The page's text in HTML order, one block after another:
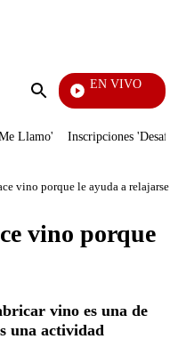
Enviar
EN VIVO
Yo Me Llamo
Llamo' Inscripciones
vino porque le ayuda a relajarse
vino porque
vino es una de
una actividad